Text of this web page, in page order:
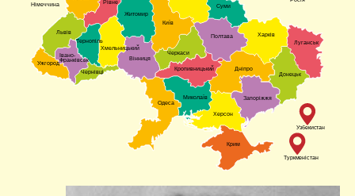
Крим
Миколаїв
Одеса
Херсон
Запоріжжя
Донецьк
Луганськ
Дніпро
Харків
Вінниця
Кропивницький
Черкаси
Полтава
Суми
Київ
Житомир
Чернівці
Хмельницький
Рівне
Тернопіль
Львів
Івано-
Франківськ
Ужгород
Німеччина
Узбекистан
Туркменістан